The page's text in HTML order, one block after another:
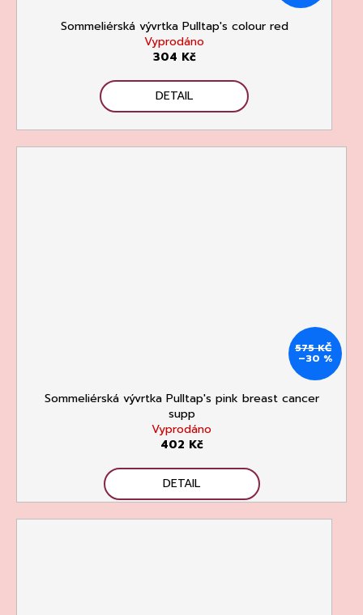
Sommeliérská vývrtka Pulltap's colour red
Vyprodáno
304 Kč
DETAIL
575 KČ
–30 %
Sommeliérská vývrtka Pulltap's pink breast cancer
supp
Vyprodáno
402 Kč
DETAIL